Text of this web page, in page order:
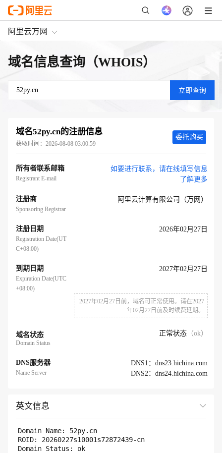
阿里云万网
域名信息查询（WHOIS）
域名52py.cn的注册信息
获取时间： 2026-08-08 03:00:59
所有者联系邮箱
Registrant E-mail
如要进行联系，请在线填写信息
了解更多
委托购买
注册商
Sponsoring Registrar
阿里云计算有限公司（万网）
注册日期
Registration Date(UT
C+08:00)
2026年02月27日
到期日期
Expiration Date(UTC
+08:00)
2027年02月27日
2027年02月27日前，域名可正常使用。请在2027
年02月27日前及时续费延期。
域名状态
Domain Status
正常状态 （ok）
DNS服务器
Name Server
DNS1：dns23.hichina.com
DNS2：dns24.hichina.com
英文信息
Domain Name: 52py.cn
ROID: 20260227s10001s72872439-cn
Domain Status: ok